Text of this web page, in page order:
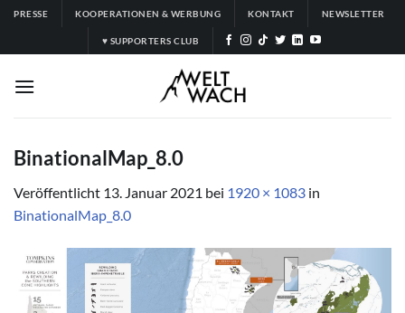
Zum
springen
PRESSE KOOPERATIONEN & WERBUNG KONTAKT NEWSLETTER
♥ SUPPORTERS CLUB
BinationalMap_8.0
Veröffentlicht 13. Januar 2021 bei 1920 × 1083 in
BinationalMap_8.0